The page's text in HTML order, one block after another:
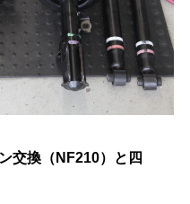
交換（NF210）と四